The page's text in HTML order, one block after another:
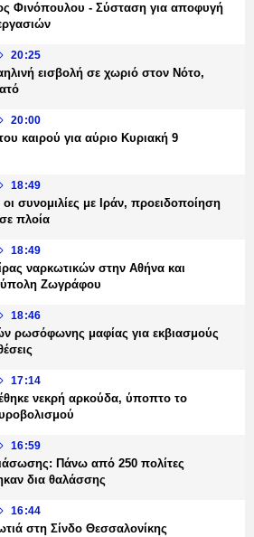
Φινόπουλου - Σύσταση για αποφυγή
20:25
εισβολή σε χωριό στον Νότο,
20:00
καιρού για αύριο Κυριακή 9
18:49
συνομιλίες με Ιράν, προειδοποίηση
πλοία
18:49
ναρκωτικών στην Αθήνα και
Ζωγράφου
18:46
ρωσόφωνης μαφίας για εκβιασμούς
17:14
νεκρή αρκούδα, ύποπτο το
16:59
Πάνω από 250 πολίτες
δια θαλάσσης
16:44
στη Σίνδο Θεσσαλονίκης